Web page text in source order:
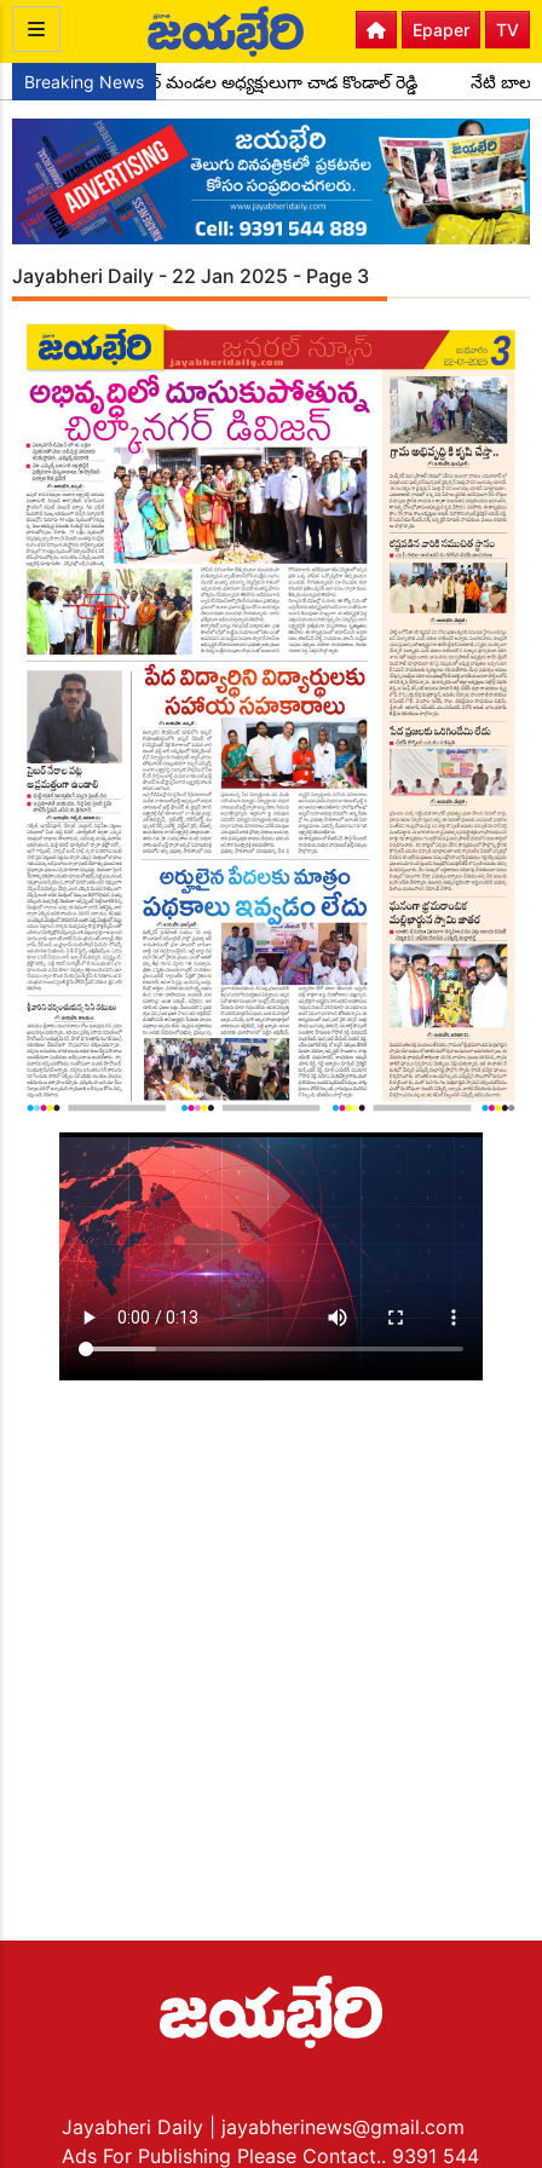
TV
Epaper
Breaking News
కాంగ్రెస్ పార్టీ సైదాపూర్ మండల అధ్యక్షులుగా చాడ కొండాల్ రెడ్డి నేటి బాలలే
Jayabheri Daily - 22 Jan 2025 - Page 3
Jayabheri Daily
| jayabherinews@gmail.com
Ads For Publishing Please Contact.. 9391 544